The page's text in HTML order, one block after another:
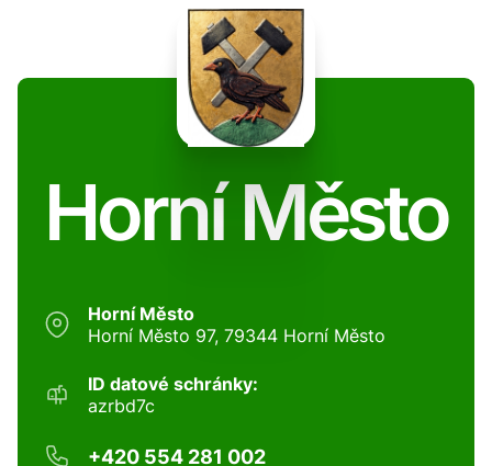
Horní Město
Horní Město
Horní Město 97, 79344 Horní Město
ID datové schránky:
azrbd7c
+420 554 281 002